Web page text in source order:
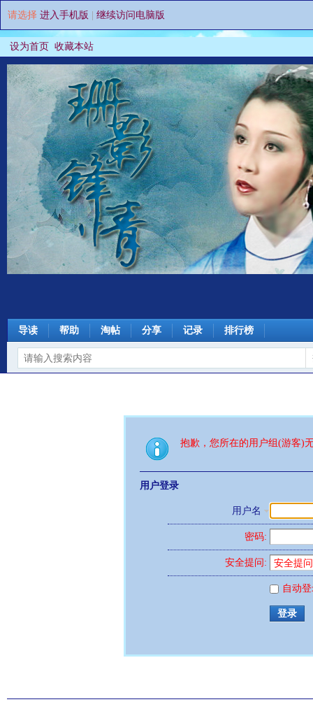
请选择 进入手机版 继续访问电脑版
设为首页 收藏本站
导读 帮助 淘帖 分享 记录 排行榜
抱歉，您所在的用户组(游客)
用户登录
用户名
密码:
安全提问:
自动
登录